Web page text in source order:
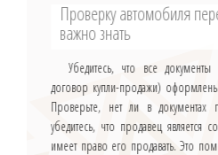
Проверку автомобиля
важно знать
Убедитесь, что все
договор купли-продажи)
Проверьте, нет ли в документах
убедитесь, что продавец является
имеет право его продавать. Это